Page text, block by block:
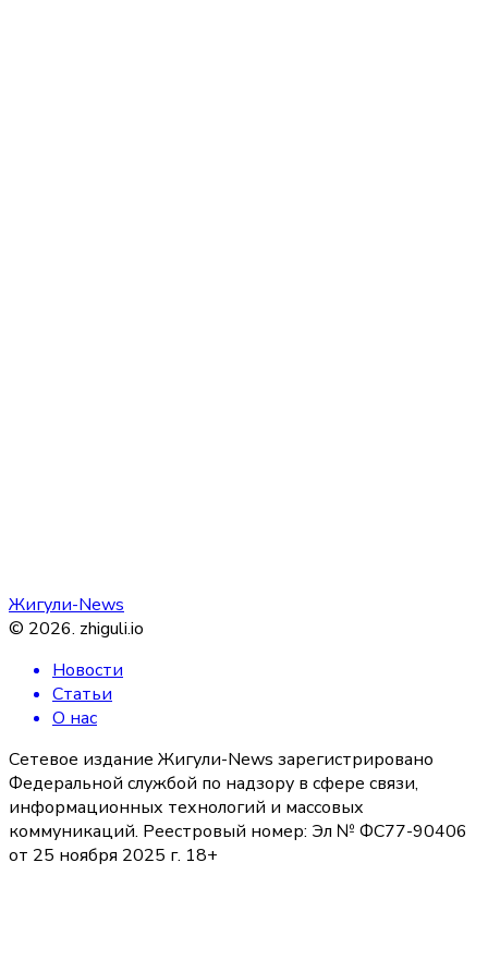
Жигули-News
© 2026. zhiguli.io
Новости
Статьи
О нас
Сетевое издание Жигули-News зарегистрировано
Федеральной службой по надзору в сфере связи,
информационных технологий и массовых
коммуникаций. Реестровый номер: Эл № ФС77-90406
от 25 ноября 2025 г. 18+